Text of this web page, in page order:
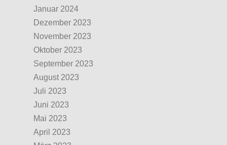
Januar 2024
Dezember 2023
November 2023
Oktober 2023
September 2023
August 2023
Juli 2023
Juni 2023
Mai 2023
April 2023